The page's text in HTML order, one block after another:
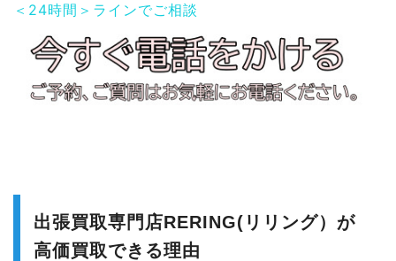
＜24時間＞ラインでご相談
出張買取専門店RERING(リリング）が
高価買取できる理由